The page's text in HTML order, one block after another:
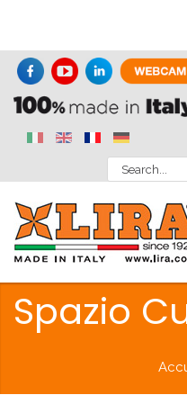
Spazio